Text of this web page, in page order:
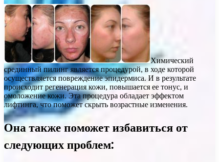
Химический
срединный пилинг является процедурой, в ходе которой
осуществляется повреждение эпидермиса. И в результате
происходит регенерация кожи, повышается ее тонус, и
омоложение кожи. Эта процедура обладает эффектом
лифтинга, что поможет скрыть возрастные изменения.
Она также поможет избавиться от
следующих проблем: